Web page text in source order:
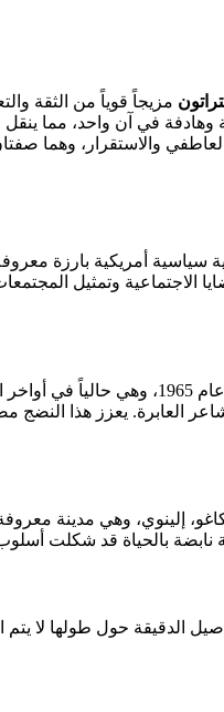
مزيجاً قوياً من الثقة
وهادفة في آن واحد، مما
العاطفي والاستقرار،
أمريكية بارزة
الاجتماعية وتمثيل
تعكس
العابرة. يعزز هذا
إلينوي، وهي مدينة
الدقيقة حول طولها لا يتم